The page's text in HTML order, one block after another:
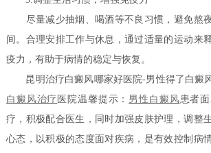
尽量减少抽烟、喝酒等不良习惯，避免熬
间。合理安排工作与休息，通过适量的运动来
疫力，有助于病情的稳定与恢复。
昆明治疗白癜风哪家好医院-男性得了白癜
白癜风治疗 医院温馨提示： 男性白癜风患者
疗，积极配合医生，同时加强皮肤护理，调整
心态，以积极的态度面对疾病，是有效控制病